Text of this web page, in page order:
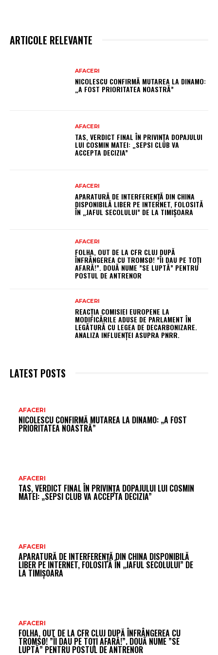
ARTICOLE RELEVANTE
AFACERI
NICOLESCU CONFIRMĂ MUTAREA LA DINAMO:
„A FOST PRIORITATEA NOASTRĂ”
AFACERI
TAS, VERDICT FINAL ÎN PRIVINȚA DOPAJULUI
LUI COSMIN MATEI: „SEPSI CLUB VA
ACCEPTA DECIZIA”
AFACERI
APARATURĂ DE INTERFERENȚĂ DIN CHINA
DISPONIBILĂ LIBER PE INTERNET, FOLOSITĂ
ÎN „JAFUL SECOLULUI” DE LA TIMIȘOARA
AFACERI
FOLHA, OUT DE LA CFR CLUJ DUPĂ
ÎNFRÂNGEREA CU TROMSØ! ”ÎI DAU PE TOȚI
AFARĂ!”. DOUĂ NUME ”SE LUPTĂ” PENTRU
POSTUL DE ANTRENOR
AFACERI
REACȚIA COMISIEI EUROPENE LA
MODIFICĂRILE ADUSE DE PARLAMENT ÎN
LEGĂTURĂ CU LEGEA DE DECARBONIZARE.
ANALIZA INFLUENȚEI ASUPRA PNRR.
LATEST POSTS
AFACERI
NICOLESCU CONFIRMĂ MUTAREA LA DINAMO: „A FOST
PRIORITATEA NOASTRĂ”
AFACERI
TAS, VERDICT FINAL ÎN PRIVINȚA DOPAJULUI LUI COSMIN
MATEI: „SEPSI CLUB VA ACCEPTA DECIZIA”
AFACERI
APARATURĂ DE INTERFERENȚĂ DIN CHINA DISPONIBILĂ
LIBER PE INTERNET, FOLOSITĂ ÎN „JAFUL SECOLULUI” DE
LA TIMIȘOARA
AFACERI
FOLHA, OUT DE LA CFR CLUJ DUPĂ ÎNFRÂNGEREA CU
TROMSØ! ”ÎI DAU PE TOȚI AFARĂ!”. DOUĂ NUME ”SE
LUPTĂ” PENTRU POSTUL DE ANTRENOR